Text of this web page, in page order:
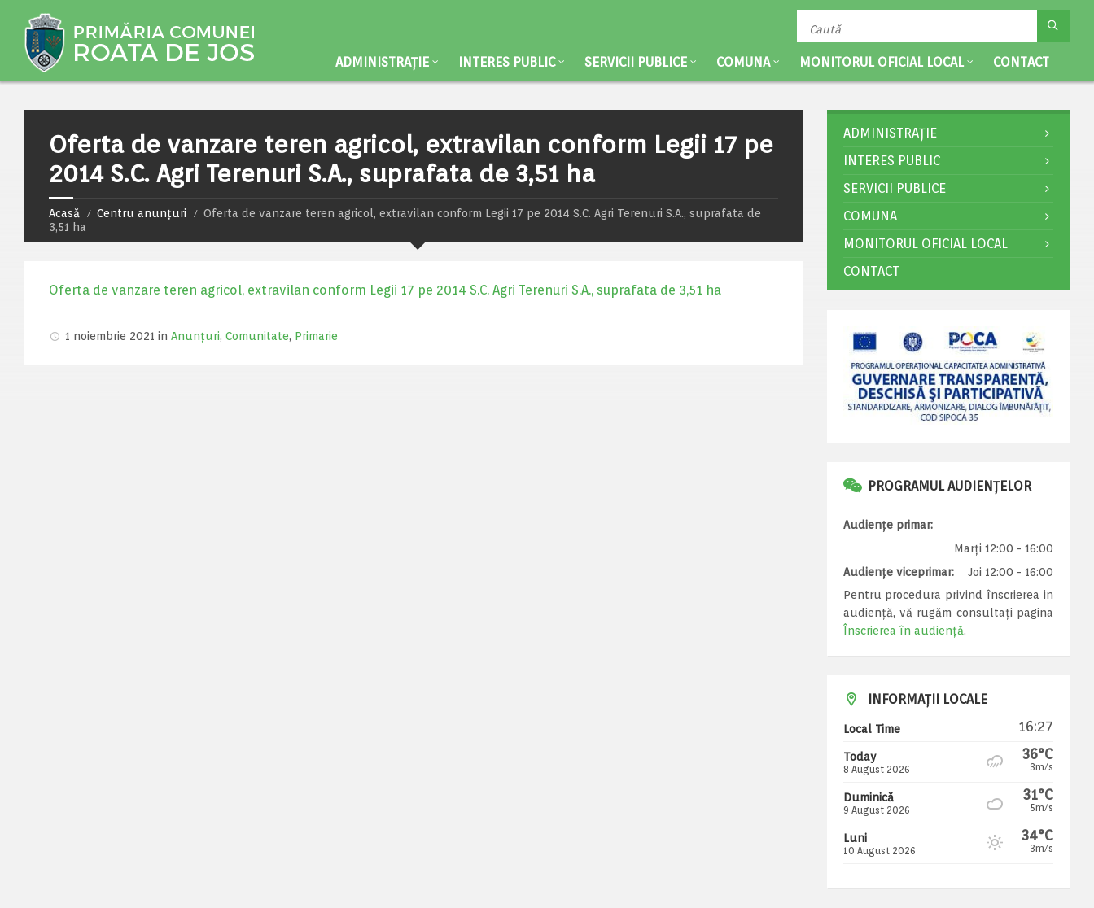
ADMINISTRAȚIE INTERES PUBLIC SERVICII PUBLICE COMUNA MONITORUL OFICIAL LOCAL CONTACT
Oferta de vanzare teren agricol, extravilan conform Legii 17 pe
2014 S.C. Agri Terenuri S.A., suprafata de 3,51 ha
Acasă Centru anunțuri
Oferta de vanzare teren agricol, extravilan conform Legii 17 pe 2014 S.C. Agri Terenuri S.A., suprafata de
3,51 ha
Oferta de vanzare teren agricol, extravilan conform Legii 17 pe 2014 S.C. Agri Terenuri S.A., suprafata de 3,51 ha
1 noiembrie 2021 in Anunțuri, Comunitate, Primarie
ADMINISTRAȚIE
INTERES PUBLIC
SERVICII PUBLICE
COMUNA
MONITORUL OFICIAL LOCAL
CONTACT
PROGRAMUL AUDIENȚELOR
Audiențe primar:
Marți 12:00 - 16:00
Audiențe viceprimar:
Joi 12:00 - 16:00
Pentru procedura privind înscrierea in
audiență, vă rugăm consultați pagina
Înscrierea în audiență.
INFORMAȚII LOCALE
Local Time 16:27
Today
8 August 2026
36°C
3m/s
Duminică
9 August 2026
31°C
5m/s
Luni
10 August 2026
34°C
3m/s